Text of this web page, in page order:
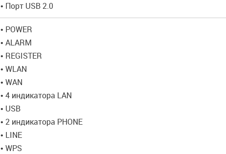
• Порт USB 2.0
• POWER
• ALARM
• REGISTER
• WLAN
• WAN
• 4 индикатора LAN
• USB
• 2 индикатора PHONE
• LINE
• WPS